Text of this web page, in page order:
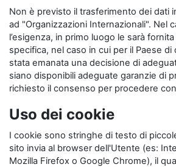
Non è previsto il trasferimento dei dati
ad "Organizzazioni Internazionali". Nel
l’esigenza, in primo luogo le sarà
specifica, nel caso in cui per il Paese
stata emanata una decisione di
siano disponibili adeguate garanzie di
richiesto il consenso per procedere
Uso dei cookie
I cookie sono stringhe di testo di
sito invia al browser dell'Utente (es:
Mozilla Firefox o Google Chrome), il